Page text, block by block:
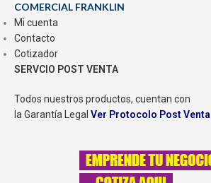
COMERCIAL FRANKLIN
Mi cuenta
Contacto
Cotizador
SERVCIO POST VENTA
Todos nuestros productos, cuentan con
la Garantía Legal Ver Protocolo Post Venta